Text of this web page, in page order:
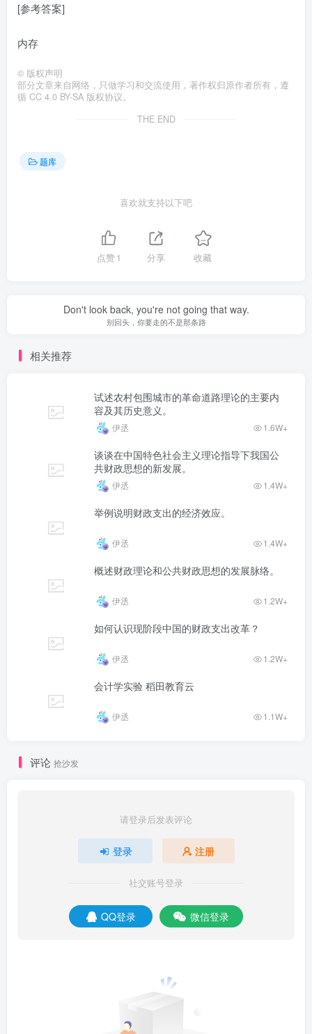
[参考答案]
内存
© 版权声明
部分文章来自网络，只做学习和交流使用，著作权归原作者所有，遵
循 CC 4.0 BY-SA 版权协议。
THE END
题库
喜欢就支持以下吧
点赞1 分享 收藏
Don't look back, you're not going that way.
别回头，你要走的不是那条路
相关推荐
试述农村包围城市的革命道路理论的主要内
容及其历史意义。
伊丞 1.6W+
谈谈在中国特色社会主义理论指导下我国公
共财政思想的新发展。
伊丞 1.4W+
举例说明财政支出的经济效应。
伊丞 1.4W+
概述财政理论和公共财政思想的发展脉络。
伊丞 1.2W+
如何认识现阶段中国的财政支出改革？
伊丞 1.2W+
会计学实验 稻田教育云
伊丞 1.1W+
评论 抢沙发
请登录后发表评论
登录 注册
社交账号登录
QQ登录 微信登录